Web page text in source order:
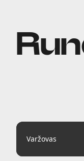
Varžovas